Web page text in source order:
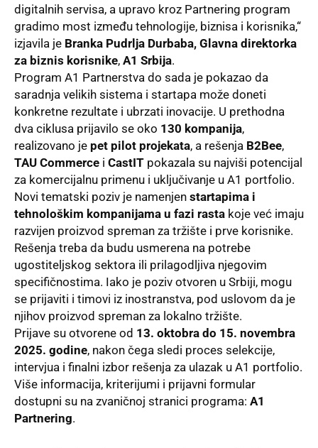
digitalnih servisa, a upravo kroz Partnering program
gradimo most između tehnologije, biznisa i korisnika,“
izjavila je Branka Pudrlja Durbaba, Glavna direktorka
za biznis korisnike, A1 Srbija.
Program A1 Partnerstva do sada je pokazao da
saradnja velikih sistema i startapa može doneti
konkretne rezultate i ubrzati inovacije. U prethodna
dva ciklusa prijavilo se oko 130 kompanija,
realizovano je pet pilot projekata, a rešenja B2Bee,
TAU Commerce i CastIT pokazala su najviši potencijal
za komercijalnu primenu i uključivanje u A1 portfolio.
Novi tematski poziv je namenjen startapima i
tehnološkim kompanijama u fazi rasta koje već imaju
razvijen proizvod spreman za tržište i prve korisnike.
Rešenja treba da budu usmerena na potrebe
ugostiteljskog sektora ili prilagodljiva njegovim
specifičnostima. Iako je poziv otvoren u Srbiji, mogu
se prijaviti i timovi iz inostranstva, pod uslovom da je
njihov proizvod spreman za lokalno tržište.
Prijave su otvorene od 13. oktobra do 15. novembra
2025. godine, nakon čega sledi proces selekcije,
intervjua i finalni izbor rešenja za ulazak u A1 portfolio.
Više informacija, kriterijumi i prijavni formular
dostupni su na zvaničnoj stranici programa: A1
Partnering.